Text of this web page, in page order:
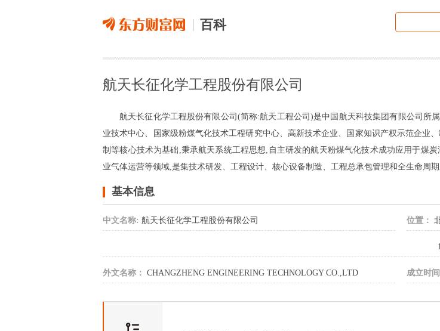
百科
航天长征化学工程股份有限公司
航天长征化学工程股份有限公司(简称:航天工程公司)是中国航天科技集团有限公司所
业技术中心、国家级粉煤气化技术工程研究中心、高新技术企业、国家知识产权示范企业
制等核心技术为基础,秉承航天系统工程思想,自主研发的航天粉煤气化技术成功应用于煤
业气体运营等领域,是集技术研发、工程设计、核心设备制造、工程总承包管理和全生命周
基本信息
中文名称: 航天长征化学工程股份有限公司 位置：
外文名称： CHANGZHENG ENGINEERING TECHNOLOGY CO.,LTD 成立时间